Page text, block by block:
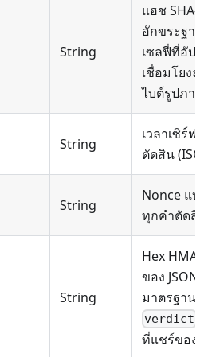
String
แฮช SHA-
อักขระฐา
เซลฟี่ที่อัป
เชื่อมโยงล
ไบต์รูปภาพ
String
เวลาเซิร์ฟ
ตัดสิน (ISO
String
Nonce แบ
ทุกคำตัดสิ
String
Hex
ของ JSON
มาตรฐานข
verdict
ที่แชร์ของ